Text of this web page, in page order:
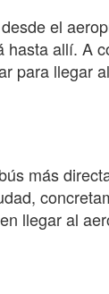
el
hasta allí. A
para llegar
más
en llegar al